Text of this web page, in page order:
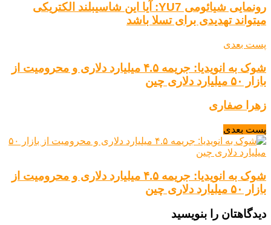
رونمایی شیائومی YU7: آیا این شاسیبلند الکتریکی
میتواند تهدیدی برای تسلا باشد
پست بعدی
شوک به انویدیا: جریمه ۴.۵ میلیارد دلاری و محرومیت از
بازار ۵۰ میلیارد دلاری چین
زهرا صفاری
پست بعدی
شوک به انویدیا: جریمه ۴.۵ میلیارد دلاری و محرومیت از
بازار ۵۰ میلیارد دلاری چین
دیدگاهتان را بنویسید